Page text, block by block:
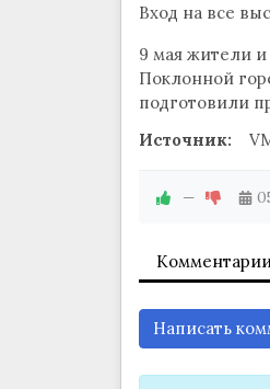
Вход на все
9 мая жители
Поклонной
подготовили
Источник:
—
Написать